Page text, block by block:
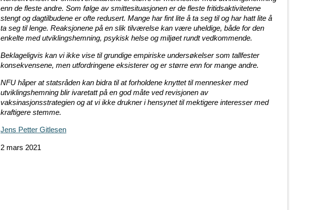
enn de fleste andre. Som følge av smittesituasjonen er de fleste fritidsaktivitetene
stengt og dagtilbudene er ofte redusert. Mange har fint lite å ta seg til og har hatt lite å
ta seg til lenge. Reaksjonene på en slik tilværelse kan være uheldige, både for den
enkelte med utviklingshemning, psykisk helse og miljøet rundt vedkommende.
Beklageligvis kan vi ikke vise til grundige empiriske undersøkelser som tallfester
konsekvensene, men utfordringene eksisterer og er større enn for mange andre.
NFU håper at statsråden kan bidra til at forholdene knyttet til mennesker med
utviklingshemning blir ivaretatt på en god måte ved revisjonen av
vaksinasjonsstrategien og at vi ikke drukner i hensynet til mektigere interesser med
kraftigere stemme.
Jens Petter Gitlesen
2 mars 2021